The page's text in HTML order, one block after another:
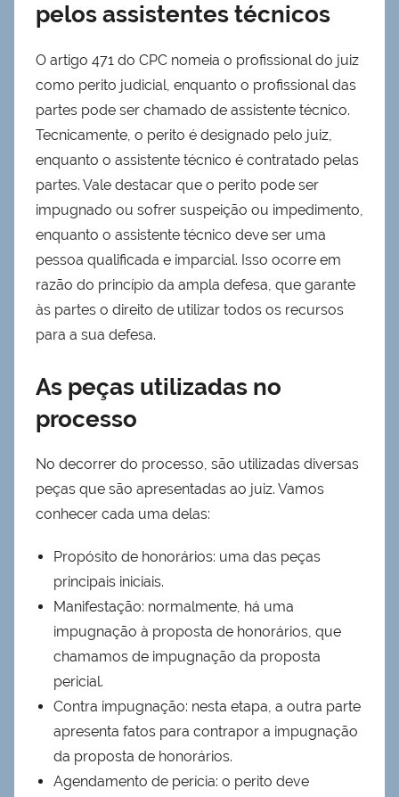
pelos assistentes técnicos
O artigo 471 do CPC nomeia o profissional do juiz
como perito judicial, enquanto o profissional das
partes pode ser chamado de assistente técnico.
Tecnicamente, o perito é designado pelo juiz,
enquanto o assistente técnico é contratado pelas
partes. Vale destacar que o perito pode ser
impugnado ou sofrer suspeição ou impedimento,
enquanto o assistente técnico deve ser uma
pessoa qualificada e imparcial. Isso ocorre em
razão do princípio da ampla defesa, que garante
às partes o direito de utilizar todos os recursos
para a sua defesa.
As peças utilizadas no
processo
No decorrer do processo, são utilizadas diversas
peças que são apresentadas ao juiz. Vamos
conhecer cada uma delas:
Propósito de honorários: uma das peças
principais iniciais.
Manifestação: normalmente, há uma
impugnação à proposta de honorários, que
chamamos de impugnação da proposta
pericial.
Contra impugnação: nesta etapa, a outra parte
apresenta fatos para contrapor a impugnação
da proposta de honorários.
Agendamento de perícia: o perito deve